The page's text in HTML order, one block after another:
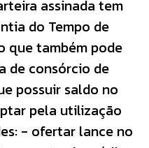
assinada tem
do Tempo de
que também pode
de consórcio de
possuir saldo no
pela utilização
- ofertar lance no